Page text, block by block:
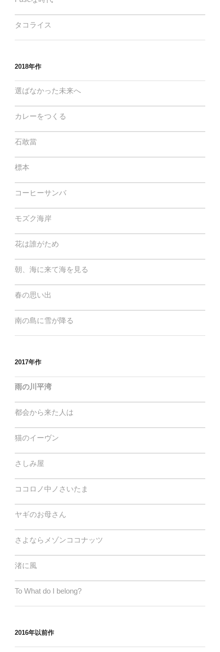
タコライス
2018年作
選ばなかった未来へ
カレーをつくる
石敢當
標本
コーヒーサンバ
モズク海岸
花は誰がため
朝、海に来て海を見る
春の思い出
南の島に雪が降る
2017年作
雨の川平湾
都会から来た人は
猫のイーヴン
さしみ屋
ココロノ中ノさいたま
ヤギのお母さん
さよならメゾンココナッツ
渚に風
To What do I belong?
2016年以前作